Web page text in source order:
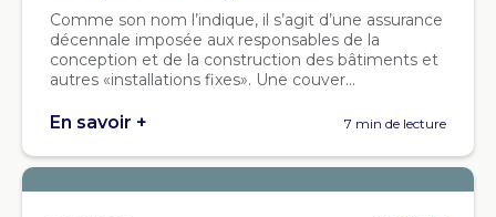
Comme son nom l’indique, il s’agit d’une assurance
décennale imposée aux responsables de la
conception et de la construction des bâtiments et
autres «installations fixes». Une couver...
En savoir + 7 min de lecture